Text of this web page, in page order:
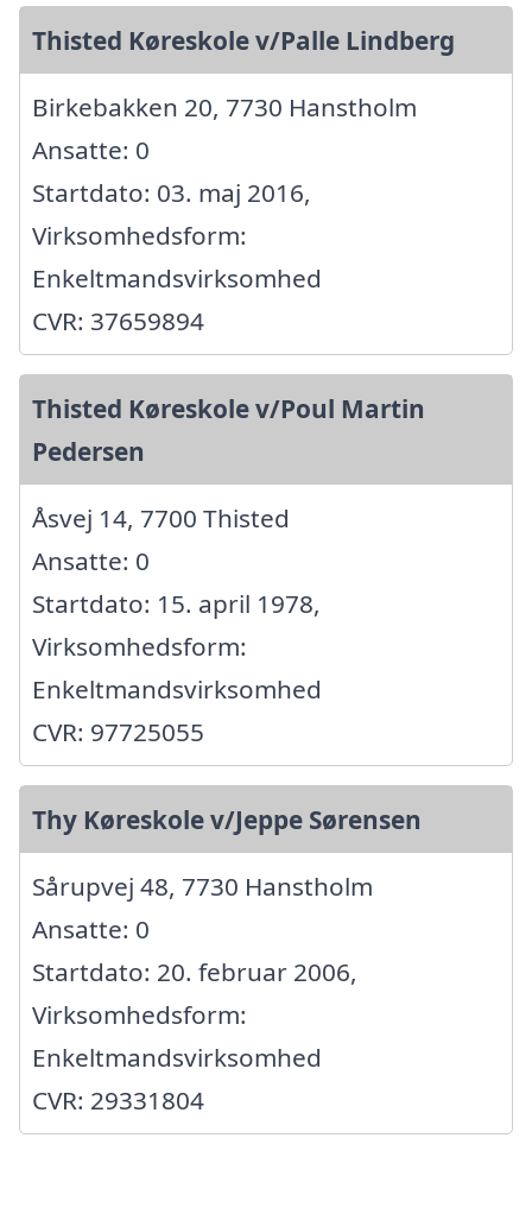
Thisted Køreskole v/Palle Lindberg
Birkebakken 20, 7730 Hanstholm
Ansatte: 0
Startdato: 03. maj 2016,
Virksomhedsform:
Enkeltmandsvirksomhed
CVR: 37659894
Thisted Køreskole v/Poul Martin
Pedersen
Åsvej 14, 7700 Thisted
Ansatte: 0
Startdato: 15. april 1978,
Virksomhedsform:
Enkeltmandsvirksomhed
CVR: 97725055
Thy Køreskole v/Jeppe Sørensen
Sårupvej 48, 7730 Hanstholm
Ansatte: 0
Startdato: 20. februar 2006,
Virksomhedsform:
Enkeltmandsvirksomhed
CVR: 29331804